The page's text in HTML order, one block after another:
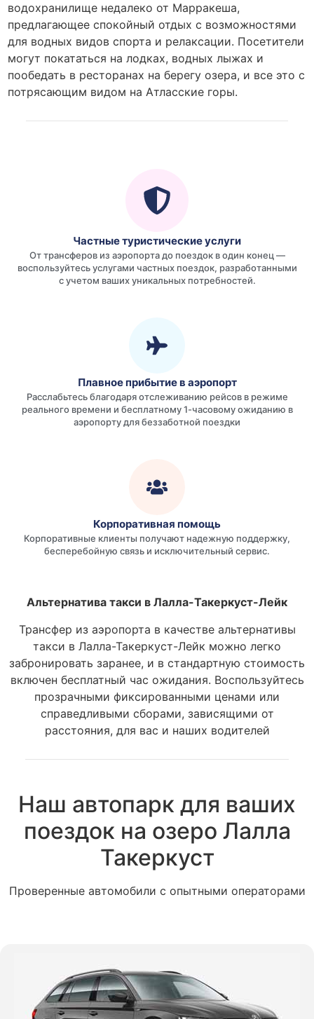
водохранилище недалеко от Марракеша,
предлагающее спокойный отдых с возможностями
для водных видов спорта и релаксации. Посетители
могут покататься на лодках, водных лыжах и
пообедать в ресторанах на берегу озера, и все это с
потрясающим видом на Атласские горы.
Частные туристические услуги
От трансферов из аэропорта до поездок в один конец —
воспользуйтесь услугами частных поездок, разработанными
с учетом ваших уникальных потребностей.
Плавное прибытие в аэропорт
Расслабьтесь благодаря отслеживанию рейсов в режиме
реального времени и бесплатному 1-часовому ожиданию в
аэропорту для беззаботной поездки
Корпоративная помощь
Корпоративные клиенты получают надежную поддержку,
бесперебойную связь и исключительный сервис.
Альтернатива такси в Лалла-Такеркуст-Лейк
Трансфер из аэропорта в качестве альтернативы
такси в Лалла-Такеркуст-Лейк можно легко
забронировать заранее, и в стандартную стоимость
включен бесплатный час ожидания. Воспользуйтесь
прозрачными фиксированными ценами или
справедливыми сборами, зависящими от
расстояния, для вас и наших водителей
Наш автопарк для ваших
поездок на озеро Лалла
Такеркуст
Проверенные автомобили с опытными операторами